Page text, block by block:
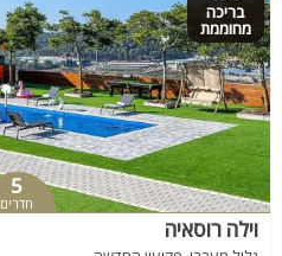
בריכה
מחוממת
5
חדרים
וילה רוסאיה